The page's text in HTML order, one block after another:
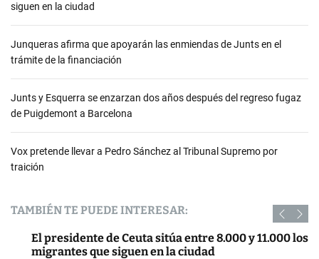
siguen en la ciudad
Junqueras afirma que apoyarán las enmiendas de Junts en el
trámite de la financiación
Junts y Esquerra se enzarzan dos años después del regreso fugaz
de Puigdemont a Barcelona
Vox pretende llevar a Pedro Sánchez al Tribunal Supremo por
traición
TAMBIÉN TE PUEDE INTERESAR:
El presidente de Ceuta sitúa entre 8.000 y 11.000 los
migrantes que siguen en la ciudad